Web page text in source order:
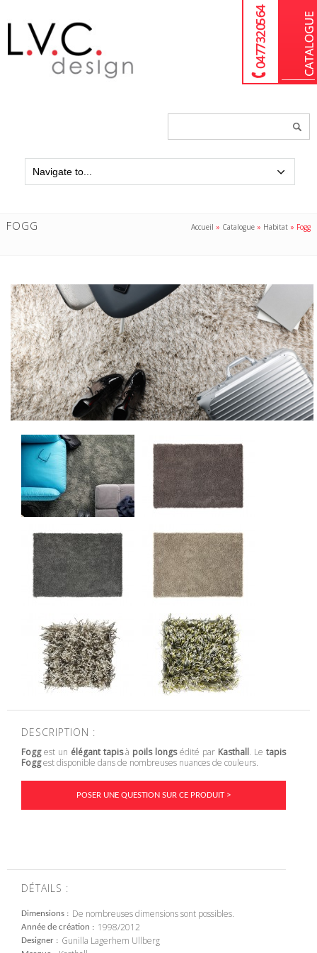
04 77 32 05 64
FOGG Accueil » Catalogue » Habitat » Fogg
DESCRIPTION :
Foggest un élégant tapisà poils longsédité par Kasthall. Le tapis
Foggest disponible dans de nombreuses nuances de couleurs.
POSER UNE QUESTION SUR CE PRODUIT >
DÉTAILS :
Dimensions De nombreuses dimensions sont possibles.
Année de création 1998/2012
Designer Gunilla Lagerhem Ullberg